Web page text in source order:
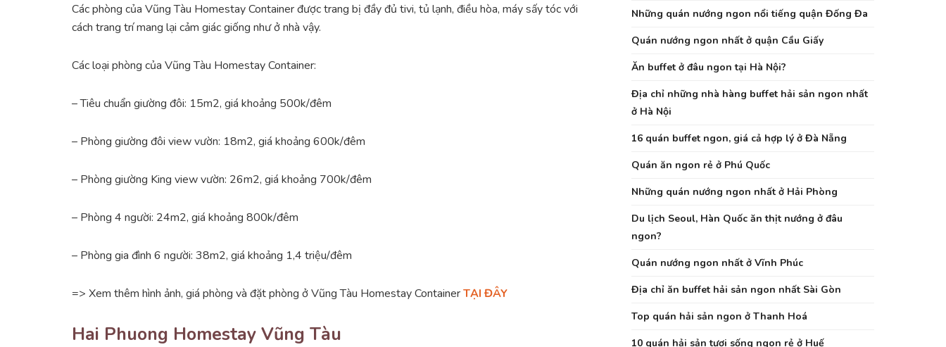
Các phòng của Vũng Tàu Homestay Container được trang bị đầy đủ tivi, tủ lạnh, điều hòa, máy sấy tóc với
cách trang trí mang lại cảm giác giống như ở nhà vậy.
Các loại phòng của Vũng Tàu Homestay Container:
– Tiêu chuẩn giường đôi: 15m2, giá khoảng 500k/đêm
– Phòng giường đôi view vườn: 18m2, giá khoảng 600k/đêm
– Phòng giường King view vườn: 26m2, giá khoảng 700k/đêm
– Phòng 4 người: 24m2, giá khoảng 800k/đêm
– Phòng gia đình 6 người: 38m2, giá khoảng 1,4 triệu/đêm
=> Xem thêm hình ảnh, giá phòng và đặt phòng ở Vũng Tàu Homestay ContainerTẠI ĐÂY
Hai Phuong Homestay Vũng Tàu
Những quán nướng ngon nổi tiếng quận Đống Đa
Quán nướng ngon nhất ở quận Cầu Giấy
Ăn buffet ở đâu ngon tại Hà Nội?
Địa chỉ những nhà hàng buffet hải sản ngon nhất
ở Hà Nội
16 quán buffet ngon, giá cả hợp lý ở Đà Nẵng
Quán ăn ngon rẻ ở Phú Quốc
Những quán nướng ngon nhất ở Hải Phòng
Du lịch Seoul, Hàn Quốc ăn thịt nướng ở đâu
ngon?
Quán nướng ngon nhất ở Vĩnh Phúc
Địa chỉ ăn buffet hải sản ngon nhất Sài Gòn
Top quán hải sản ngon ở Thanh Hoá
10 quán hải sản tươi sống ngon rẻ ở Huế